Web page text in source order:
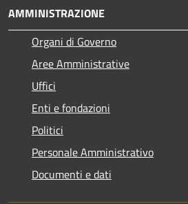
AMMINISTRAZIONE
Organi di Governo
Aree Amministrative
Uffici
Enti e fondazioni
Politici
Personale Amministrativo
Documenti e dati